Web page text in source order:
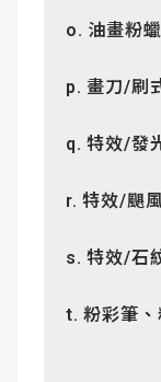
o. 油畫粉
p.畫刀/刷
q.特效/發
r.特效/颶
s.特效/石
t.粉彩筆